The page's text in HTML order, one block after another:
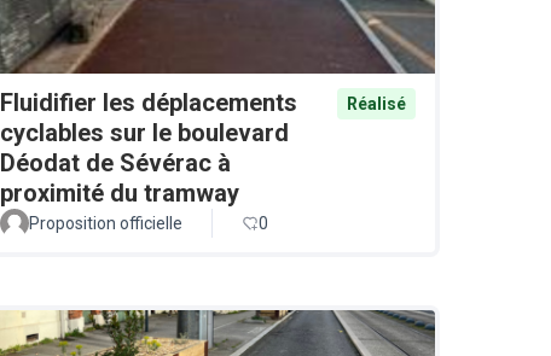
Fluidifier les déplacements
cyclables sur le boulevard
Déodat de Sévérac à
proximité du tramway
Réalisé
Proposition officielle 0